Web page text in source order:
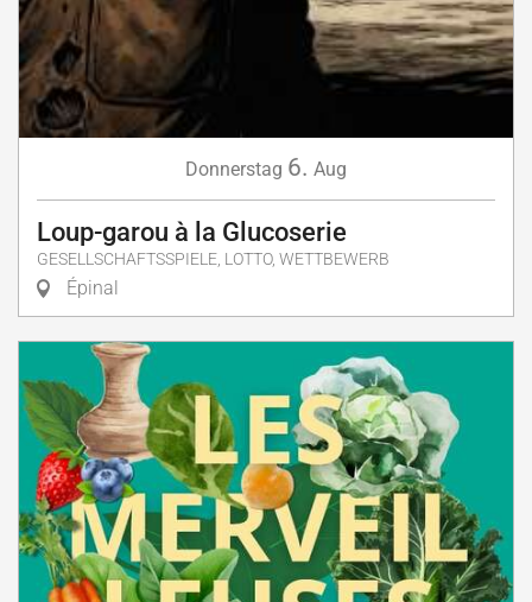
Donnerstag 6. Aug
Loup-garou à la Glucoserie
GESELLSCHAFTSSPIELE, LOTTO, WETTBEWERB
Épinal